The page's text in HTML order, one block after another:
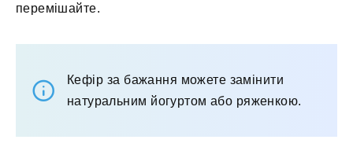
перемішайте.
Кефір за бажання можете замінити
натуральним йогуртом або ряженкою.